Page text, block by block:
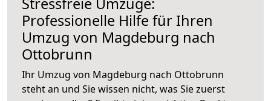
Professionelle Hilfe für Ihren
Umzug von Magdeburg nach
Ottobrunn
Ihr Umzug von Magdeburg nach Ottobrunn
steht an und Sie wissen nicht, was Sie zuerst